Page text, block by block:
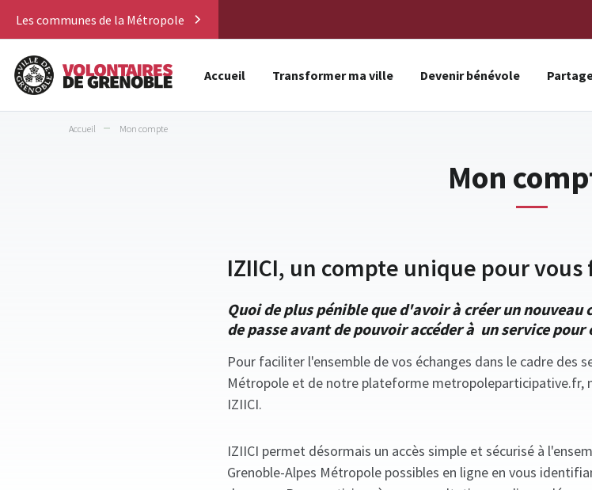
Les communes de la Métropole
Accueil Transformer ma ville Devenir bénévole
Accueil Mon compte
Mon
IZIICI, un compte unique pour
Quoi de plus pénible que d'avoir à créer un
de passe avant de pouvoir accéder à un service
Pour faciliter l'ensemble de vos échanges dans le cadre des
Métropole et de notre plateforme metropoleparticipative.fr,
IZIICI.
IZIICI permet désormais un accès simple et sécurisé à
Grenoble-Alpes Métropole possibles en ligne en vous